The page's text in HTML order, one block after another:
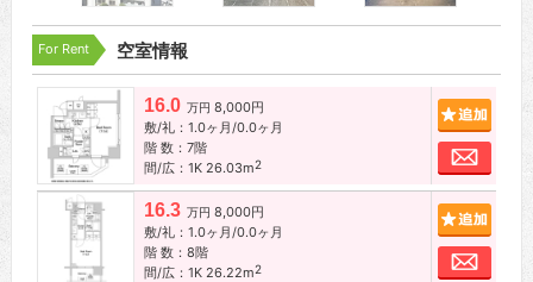
For Rent 空室情報
16.0 万円 8,000円
敷/礼：1.0ヶ月/0.0ヶ月
階 数：7階
間/広：1K 26.03m2
お問
16.3 万円 8,000円
敷/礼：1.0ヶ月/0.0ヶ月
階 数：8階
間/広：1K 26.22m2
お問